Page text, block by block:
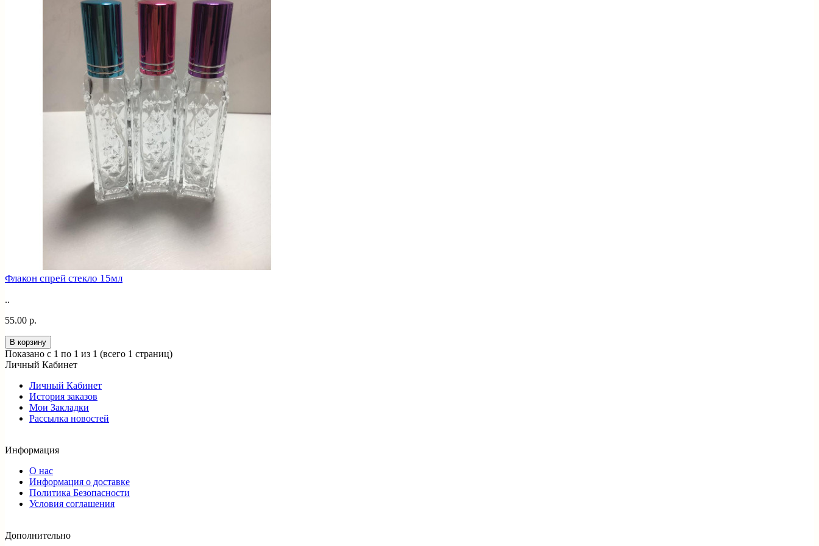
Флакон спрей стекло 15мл
..
55.00 р.
В корзину
Показано с 1 по 1 из 1 (всего 1 страниц)
Личный Кабинет
Личный Кабинет
История заказов
Мои Закладки
Рассылка новостей
Информация
О нас
Информация о доставке
Политика Безопасности
Условия соглашения
Дополнительно